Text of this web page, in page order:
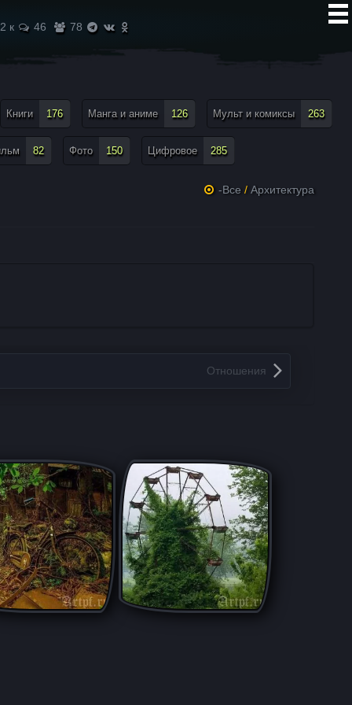
2 к 46 78
Книги 176 Манга и аниме 126 Мульт и комиксы 263
82 Фото 150 Цифровое 285
-Все / Архитектура
Отношения